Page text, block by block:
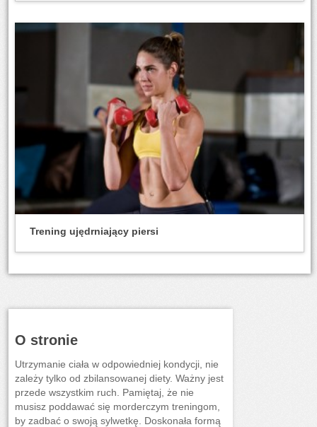
Trening ujędrniający piersi
O stronie
Utrzymanie ciała w odpowiedniej kondycji, nie
zależy tylko od zbilansowanej diety. Ważny jest
przede wszystkim ruch. Pamiętaj, że nie
musisz poddawać się morderczym treningom,
by zadbać o swoją sylwetkę. Doskonała formą